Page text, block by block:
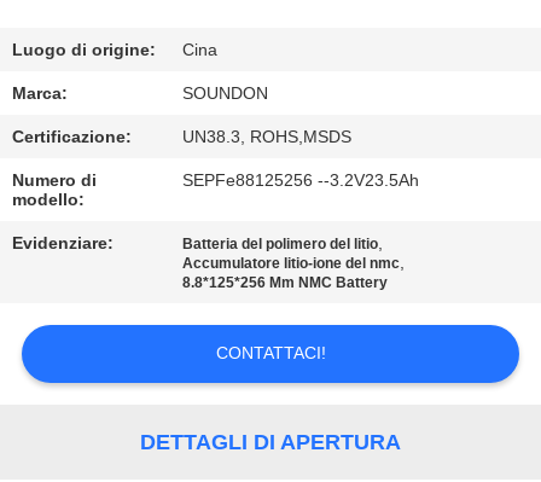
CONTROLLO
DI
QUALITÀ
CONTATTICI
UNA
CITAZIONE
Luogo di origine: Cina
Marca: SOUNDON
Certificazione: UN38.3, ROHS,MSDS
Numero di
modello:
SEPFe88125256 --3.2V23.5Ah
Evidenziare: Batteria del polimero del litio,
Accumulatore litio-ione del nmc,
8.8*125*256 Mm NMC Battery
CONTATTACI!
DETTAGLI DI APERTURA